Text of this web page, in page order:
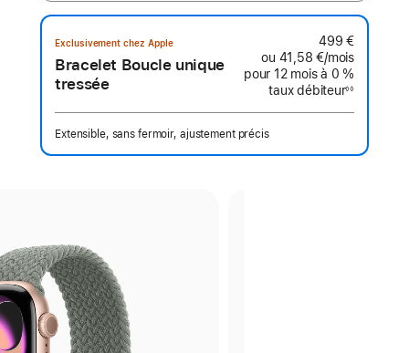
Exclusivement chez Apple
Bracelet Boucle unique
tressée
499 €
ou 41,58 €/mois
pour 12 mois à 0 %
taux débiteur
page
◊◊
Extensible, sans fermoir, ajustement précis